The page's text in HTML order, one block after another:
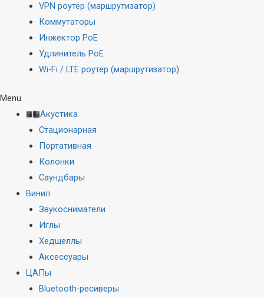
VPN роутер (маршрутизатор)
Коммутаторы
Инжектор PoE
Удлинитель PoE
Wi-Fi / LTE роутер (маршрутизатор)
Menu
Акустика
Стационарная
Портативная
Колонки
Саундбары
Винил
Звукосниматели
Иглы
Хедшеллы
Аксессуары
ЦАПы
Bluetooth-ресиверы